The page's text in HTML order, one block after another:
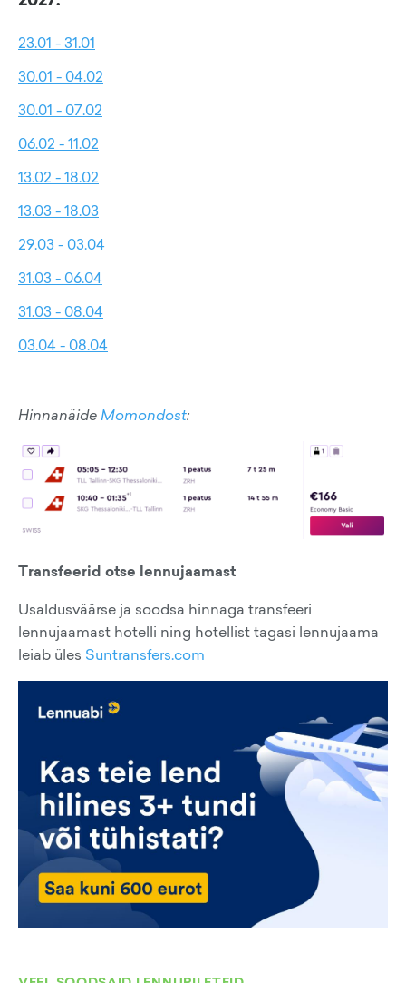
23.01 - 31.01
30.01 - 04.02
30.01 - 07.02
06.02 - 11.02
13.02 - 18.02
13.03 - 18.03
29.03 - 03.04
31.03 - 06.04
31.03 - 08.04
03.04 - 08.04
HinnanäideMomondost:
Transfeerid otse lennujaamast
Usaldusväärse ja soodsa hinnaga transfeeri
lennujaamast hotelli ning hotellist tagasi lennujaama
leiab üles Suntransfers.com